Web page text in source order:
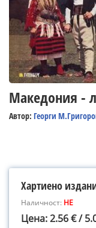
Македония -
Автор: Георги
Хартиено
Наличност: НЕ
Цена: 2.56 € /